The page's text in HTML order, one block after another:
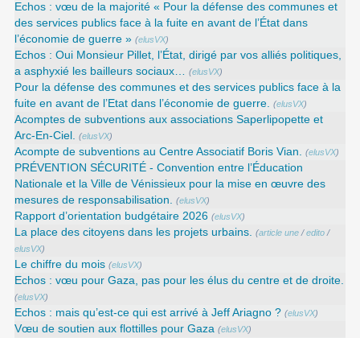
Echos : vœu de la majorité « Pour la défense des communes et
des services publics face à la fuite en avant de l’État dans
l’économie de guerre » (elusVX)
Echos : Oui Monsieur Pillet, l’État, dirigé par vos alliés politiques,
a asphyxié les bailleurs sociaux… (elusVX)
Pour la défense des communes et des services publics face à la
fuite en avant de l’Etat dans l’économie de guerre. (elusVX)
Acomptes de subventions aux associations Saperlipopette et
Arc-En-Ciel. (elusVX)
Acompte de subventions au Centre Associatif Boris Vian. (elusVX)
PRÉVENTION SÉCURITÉ - Convention entre l’Éducation
Nationale et la Ville de Vénissieux pour la mise en œuvre des
mesures de responsabilisation. (elusVX)
Rapport d’orientation budgétaire 2026 (elusVX)
La place des citoyens dans les projets urbains. (article une /edito /
elusVX)
Le chiffre du mois (elusVX)
Echos : vœu pour Gaza, pas pour les élus du centre et de droite.
(elusVX)
Echos : mais qu’est-ce qui est arrivé à Jeff Ariagno ? (elusVX)
Vœu de soutien aux flottilles pour Gaza (elusVX)